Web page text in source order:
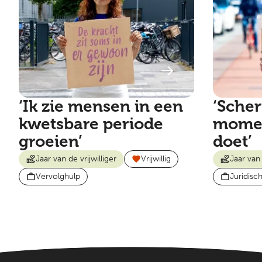
‘Ik zie mensen in een
kwetsbare periode
groeien’
Jaar van de vrijwilliger
Vrijwillig
Vervolghulp
doet’
Jaar